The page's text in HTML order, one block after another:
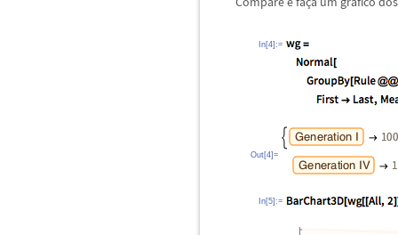
In[4]:=
Out[4]=
In[5]:=